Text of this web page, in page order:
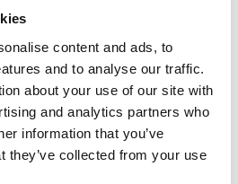
content and ads, to
and to analyse our traffic.
about your use of our site with
and analytics partners who
information that you’ve
they’ve collected from your use
valinta
palveluiden
Sotala Anssi
30.4.2026